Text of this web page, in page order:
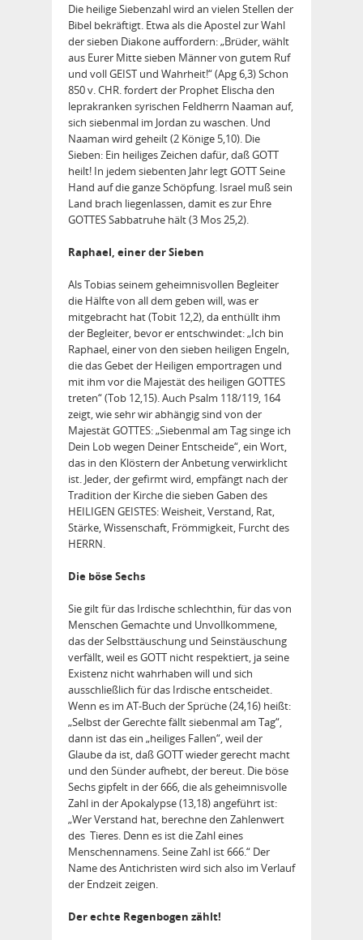
Die heilige Siebenzahl wird an vielen Stellen der
Bibel bekräftigt. Etwa als die Apostel zur Wahl
der sieben Diakone auffordern: „Brüder, wählt
aus Eurer Mitte sieben Männer von gutem Ruf
und voll GEIST und Wahrheit!“ (Apg 6,3) Schon
850 v. CHR. fordert der Prophet Elischa den
leprakranken syrischen Feldherrn Naaman auf,
sich siebenmal im Jordan zu waschen. Und
Naaman wird geheilt (2 Könige 5,10). Die
Sieben: Ein heiliges Zeichen dafür, daß GOTT
heilt! In jedem siebenten Jahr legt GOTT Seine
Hand auf die ganze Schöpfung. Israel muß sein
Land brach liegenlassen, damit es zur Ehre
GOTTES Sabbatruhe hält (3 Mos 25,2).
Raphael, einer der Sieben
Als Tobias seinem geheimnisvollen Begleiter
die Hälfte von all dem geben will, was er
mitgebracht hat (Tobit 12,2), da enthüllt ihm
der Begleiter, bevor er entschwindet: „Ich bin
Raphael, einer von den sieben heiligen Engeln,
die das Gebet der Heiligen emportragen und
mit ihm vor die Majestät des heiligen GOTTES
treten“ (Tob 12,15). Auch Psalm 118/119, 164
zeigt, wie sehr wir abhängig sind von der
Majestät GOTTES: „Siebenmal am Tag singe ich
Dein Lob wegen Deiner Entscheide“, ein Wort,
das in den Klöstern der Anbetung verwirklicht
ist. Jeder, der gefirmt wird, empfängt nach der
Tradition der Kirche die sieben Gaben des
HEILIGEN GEISTES: Weisheit, Verstand, Rat,
Stärke, Wissenschaft, Frömmigkeit, Furcht des
HERRN.
Die böse Sechs
Sie gilt für das Irdische schlechthin, für das von
Menschen Gemachte und Unvollkommene,
das der Selbsttäuschung und Seinstäuschung
verfällt, weil es GOTT nicht respektiert, ja seine
Existenz nicht wahrhaben will und sich
ausschließlich für das Irdische entscheidet.
Wenn es im AT-Buch der Sprüche (24,16) heißt:
„Selbst der Gerechte fällt siebenmal am Tag“,
dann ist das ein „heiliges Fallen“, weil der
Glaube da ist, daß GOTT wieder gerecht macht
und den Sünder aufhebt, der bereut. Die böse
Sechs gipfelt in der 666, die als geheimnisvolle
Zahl in der Apokalypse (13,18) angeführt ist:
„Wer Verstand hat, berechne den Zahlenwert
des Tieres. Denn es ist die Zahl eines
Menschennamens. Seine Zahl ist 666.“ Der
Name des Antichristen wird sich also im Verlauf
der Endzeit zeigen.
Der echte Regenbogen zählt!